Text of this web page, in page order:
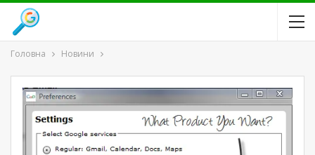
Головна Новини